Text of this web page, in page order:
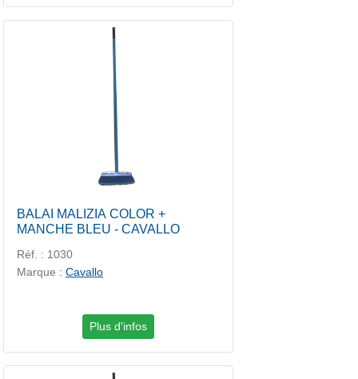
BALAI MALIZIA COLOR +
MANCHE BLEU - CAVALLO
Réf. : 1030
Marque : Cavallo
Plus d'infos